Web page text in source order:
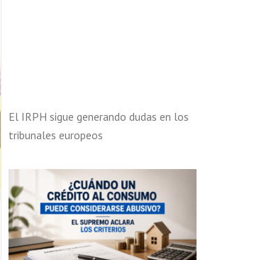
El IRPH sigue generando dudas en los
tribunales europeos